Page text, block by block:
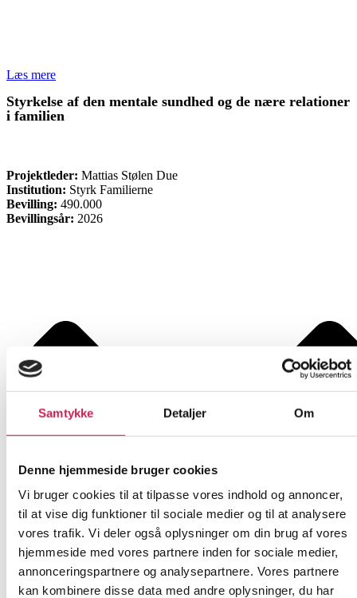
Samtykke Detaljer Om
Denne hjemmeside bruger cookies
Vi bruger cookies til at tilpasse vores indhold og annoncer,
til at vise dig funktioner til sociale medier og til at analysere
vores trafik. Vi deler også oplysninger om din brug af vores
hjemmeside med vores partnere inden for sociale medier,
annonceringspartnere og analysepartnere. Vores partnere
kan kombinere disse data med andre oplysninger, du har
Læs mere
Styrkelse af den mentale sundhed og de nære relationer
i familien
Projektleder: Mattias Stølen Due
Institution: Styrk Familierne
Bevilling: 490.000
Bevillingsår: 2026